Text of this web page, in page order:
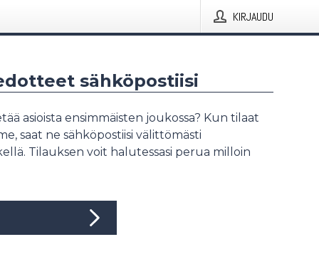
KIRJAUDU
sähköpostiisi
asioista ensimmäisten joukossa? Kun tilaat
saat ne sähköpostiisi välittömästi
Tilauksen voit halutessasi perua milloin